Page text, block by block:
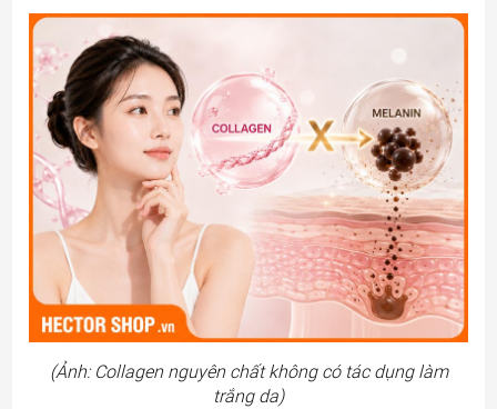
(Ảnh: Collagen nguyên chất không có tác dụng làm
trắng da)